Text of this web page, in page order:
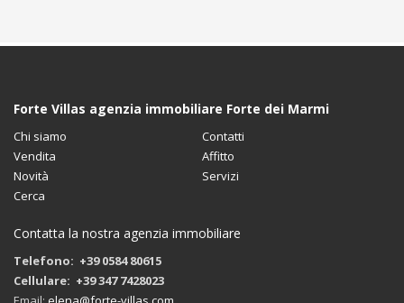
Forte Villas agenzia immobiliare Forte dei Marmi
Chi siamo
Contatti
Vendita
Affitto
Novità
Servizi
Cerca
Contatta la nostra agenzia immobiliare
Telefono: +39 0584 80615
Cellulare: +39 347 7428023